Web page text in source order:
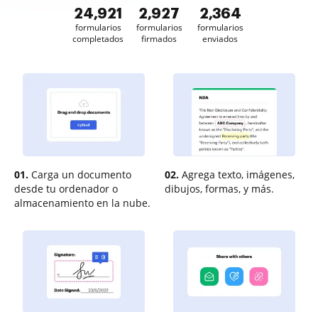
24,922
formularios
completados
2,927
formularios
firmados
2,364
formularios
enviados
01. Carga un documento
desde tu ordenador o
almacenamiento en la nube.
02. Agrega texto, imágenes,
dibujos, formas, y más.